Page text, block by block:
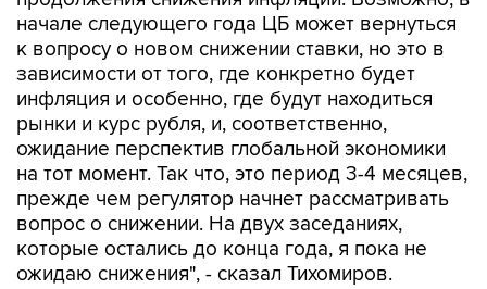
начале следующего года ЦБ может вернуться
к вопросу о новом снижении ставки, но это в
зависимости от того, где конкретно будет
инфляция и особенно, где будут находиться
рынки и курс рубля, и, соответственно,
ожидание перспектив глобальной экономики
на тот момент. Так что, это период 3-4 месяцев,
прежде чем регулятор начнет рассматривать
вопрос о снижении. На двух заседаниях,
которые остались до конца года, я пока не
ожидаю снижения", - сказал Тихомиров.